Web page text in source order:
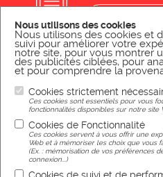
KONTAKTIEREN
RUFEN SIE
Nous utilisons des cookies
Nous utilisons des cookies et
suivi pour améliorer votre
notre site, pour vous montrer
des publicités ciblées, pour
et pour comprendre la
Cookies strictement
Ces cookies sont essentiels pour vous
fonctionnalités disponibles sur notre site
Cookies de Fonctionnalité
Ces cookies servent à vous offrir une
Web et à mémoriser les choix que vous
(Ex. : mémorisation de vos préférences
connexion...)